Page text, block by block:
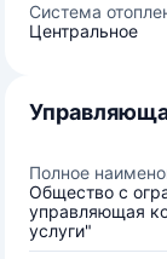
Система
Центральное
Полное
Общество с
управляющая
услуги"